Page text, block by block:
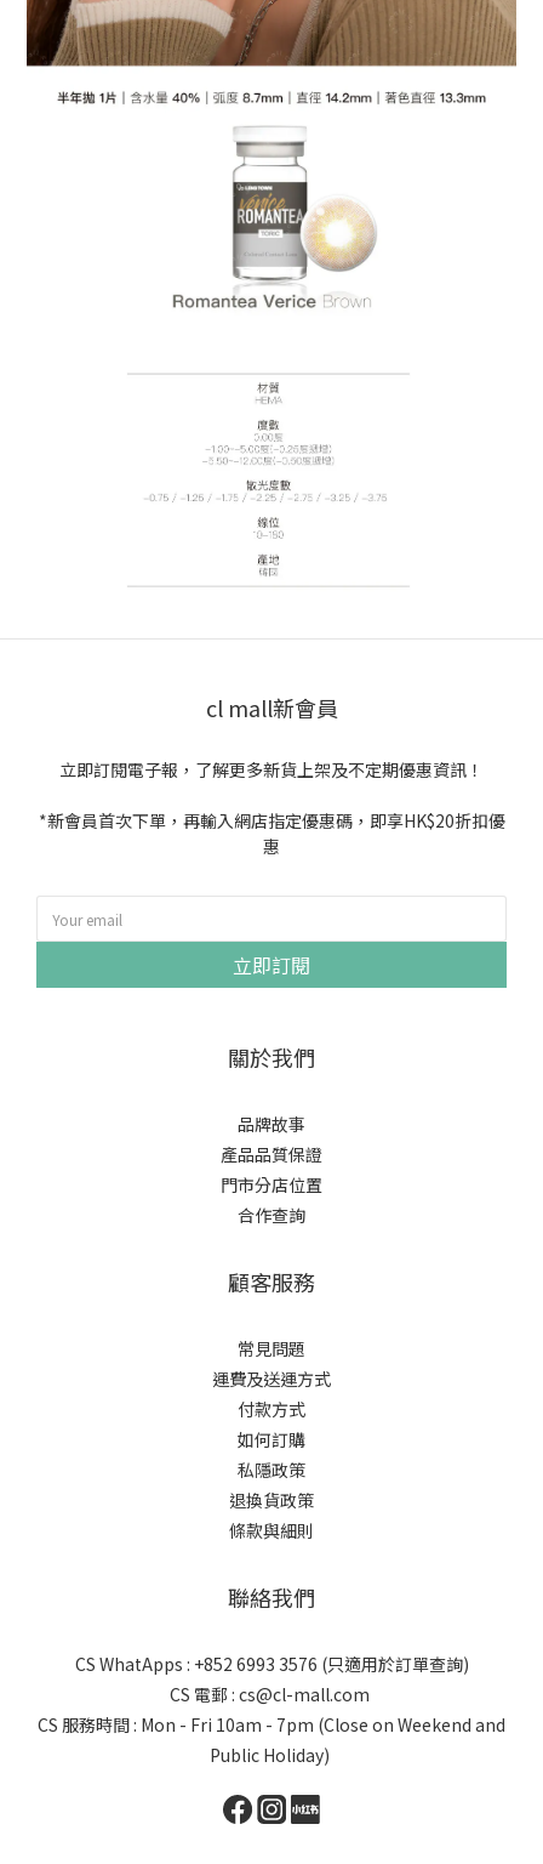
cl mall新會員
立即訂閱電子報，了解更多新貨上架及不定期優惠資訊！
*新會員首次下單，再輸入網店指定優惠碼，即享HK$20折扣優
惠
立即訂閱
關於我們
品牌故事
產品品質保證
門市分店位置
合作查詢
顧客服務
常見問題
運費及送運方式
付款方式
如何訂購
私隱政策
退換貨政策
條款與細則
聯絡我們
CS WhatApps : +852 6993 3576 (只適用於訂單查詢)
CS 電郵 : cs@cl-mall.com
CS 服務時間 : Mon - Fri 10am - 7pm (Close on Weekend and
Public Holiday)